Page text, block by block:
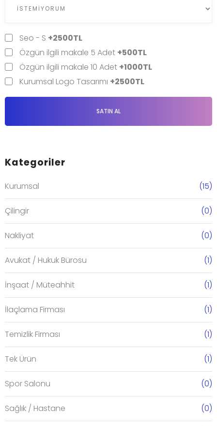
Seo - S +2500TL
Özgün ilgili makale 5 Adet +500TL
Özgün ilgili makale 10 Adet +1000TL
Kurumsal Logo Tasarımı +2500TL
SATIN AL
Kategoriler
Kurumsal (15)
Çilingir (0)
Nakliyat (0)
Avukat / Hukuk Bürosu (1)
İnşaat / Müteahhit (1)
İlaçlama Firması (1)
Temizlik Firması (1)
Tek Ürün (1)
Spor Salonu (0)
Sağlık / Hastane (0)